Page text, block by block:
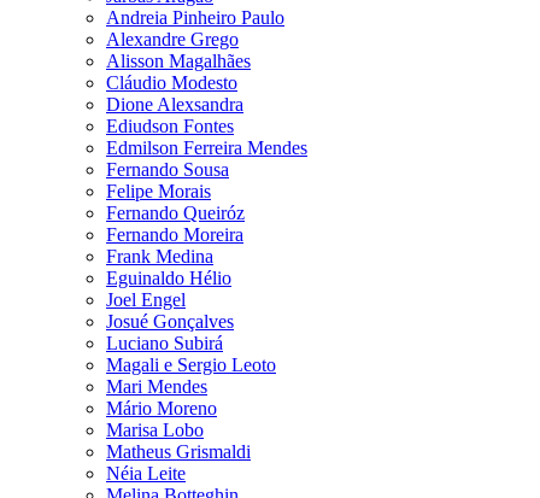
Andreia Pinheiro Paulo
Alexandre Grego
Alisson Magalhães
Cláudio Modesto
Dione Alexsandra
Ediudson Fontes
Edmilson Ferreira Mendes
Fernando Sousa
Felipe Morais
Fernando Queiróz
Fernando Moreira
Frank Medina
Eguinaldo Hélio
Joel Engel
Josué Gonçalves
Luciano Subirá
Magali e Sergio Leoto
Mari Mendes
Mário Moreno
Marisa Lobo
Matheus Grismaldi
Néia Leite